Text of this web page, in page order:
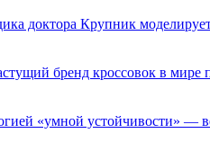
доктора Крупник
бренд кроссовок в мире
«умной устойчивости» —